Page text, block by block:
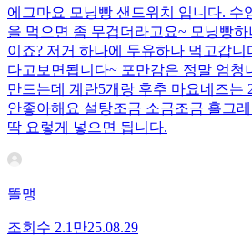
에그마요 모닝빵 샌드위치 입니다. 수
을 먹으면 좀 무겁더라고요~ 모닝빵
이죠? 저거 하나에 두유하나 먹고갑니
다고보면됩니다~ 포만감은 정말 엄청
만드는데 계란5개랑 후추 마요네즈는
안좋아해요 설탕조금 소금조금 홀그
딱 요렇게 넣으면 됩니다.
똘맹
조회수 2.1만25.08.29